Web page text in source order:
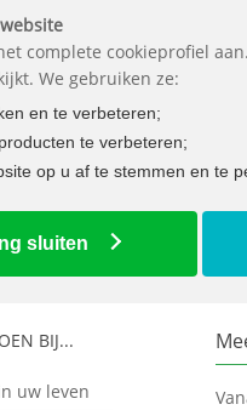
BIJ...
uw leven
het complete cookieprofiel
We gebruiken ze:
en te verbeteren;
te verbeteren;
op u af te stemmen en te
sluiten